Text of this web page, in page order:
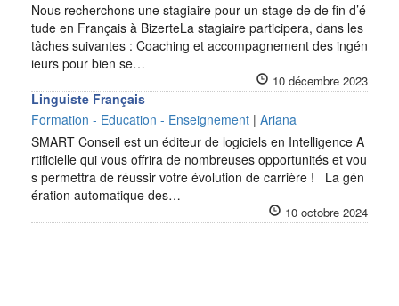
Nous recherchons une stagiaire pour un stage de de fin d’é
tude en Français à BizerteLa stagiaire participera, dans les
tâches suivantes : Coaching et accompagnement des ingén
ieurs pour bien se…
10 décembre 2023
Linguiste Français
Formation - Education - Enseignement | Ariana
SMART Conseil est un éditeur de logiciels en Intelligence A
rtificielle qui vous offrira de nombreuses opportunités et vou
s permettra de réussir votre évolution de carrière ! La gén
ération automatique des…
10 octobre 2024